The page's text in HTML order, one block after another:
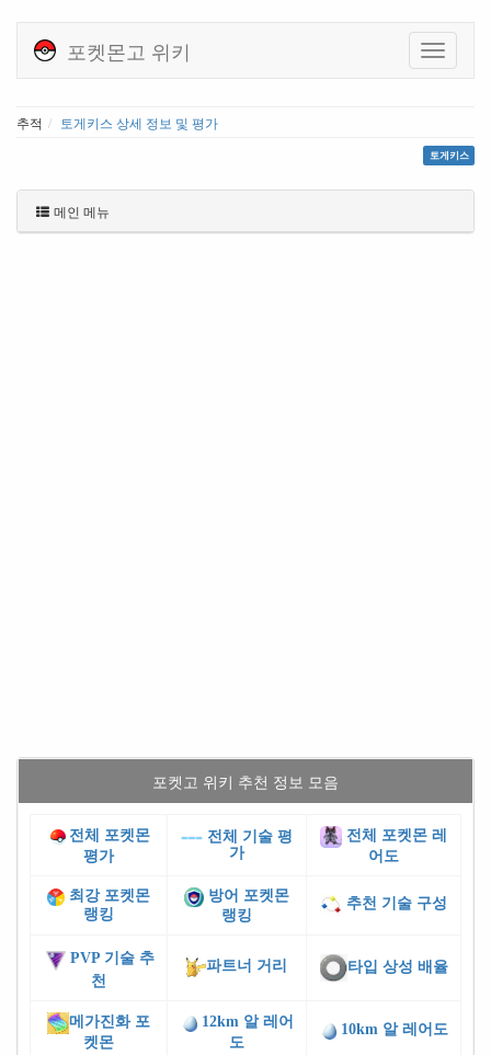
포켓몬고 위키
추적 토게키스 상세 정보 및 평가
토게키스
메인 메뉴
포켓고 위키 추천 정보 모음
전체 포켓몬
평가
전체 기술 평
가
전체 포켓몬 레
어도
최강 포켓몬
랭킹
방어 포켓몬
랭킹
추천 기술 구성
PVP 기술 추
천
파트너 거리 타입 상성 배율
메가진화 포
켓몬
12km 알 레어
도
10km 알 레어도